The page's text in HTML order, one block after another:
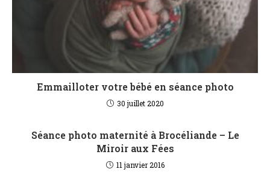
Emmailloter votre bébé en séance photo
30 juillet 2020
Séance photo maternité à Brocéliande – Le
Miroir aux Fées
11 janvier 2016